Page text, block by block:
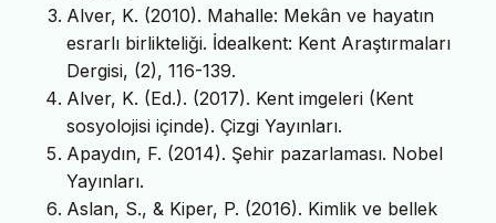
Alver, K. (2010). Mahalle: Mekân ve hayatın
esrarlı birlikteliği. İdealkent: Kent Araştırmaları
Dergisi, (2), 116-139.
Alver, K. (Ed.). (2017). Kent imgeleri (Kent
sosyolojisi içinde). Çizgi Yayınları.
Apaydın, F. (2014). Şehir pazarlaması. Nobel
Yayınları.
Aslan, S., & Kiper, P. (2016). Kimlik ve bellek